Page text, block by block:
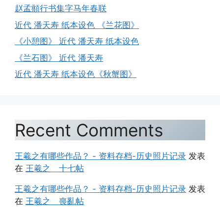
赵孟頫行书集字马年春联
近代 潘天寿 纸本设色 《兰花图》
《小憩图》 近代 潘天寿 纸本设色
《兰石图》 近代 潘天寿
近代 潘天寿 纸本设色《秋蟹图》
Recent Comments
王羲之有哪些作品？ - 资料存档-历史照片记录 发表
在 王羲之 十七帖
王羲之有哪些作品？ - 资料存档-历史照片记录 发表
在 王羲之 喪亂帖